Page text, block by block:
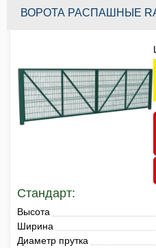
ВОРОТА РАСПАШНЫЕ
Стандарт:
Высота
Ширина
Диаметр прутка